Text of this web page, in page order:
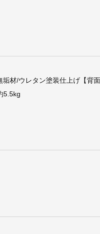
垢材/ウレタン塗装仕上げ【
5.5kg